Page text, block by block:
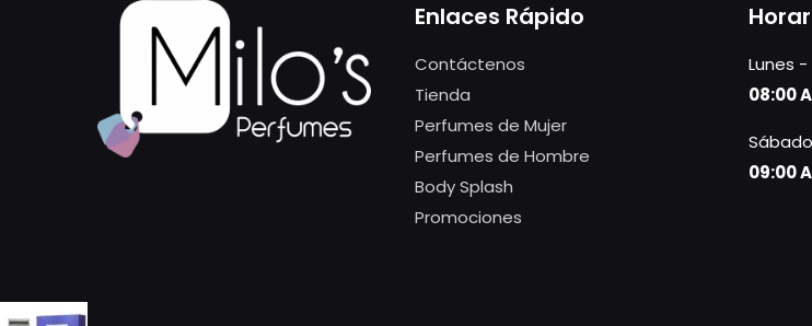
Enlaces Rápido
Contáctenos
Tienda
Perfumes de Mujer
Perfumes de Hombre
Body Splash
Promociones
Lunes -
08:00
09:00